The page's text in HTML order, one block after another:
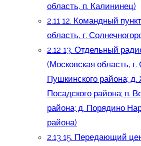
область, п. Калининец)
2.1112. Командный
область, г.
2.12 13. Отдельный
(Московская область,
Пушкинского района;
Посадского района; п.
района; д. Порядино
района)
2.1315. Передающий